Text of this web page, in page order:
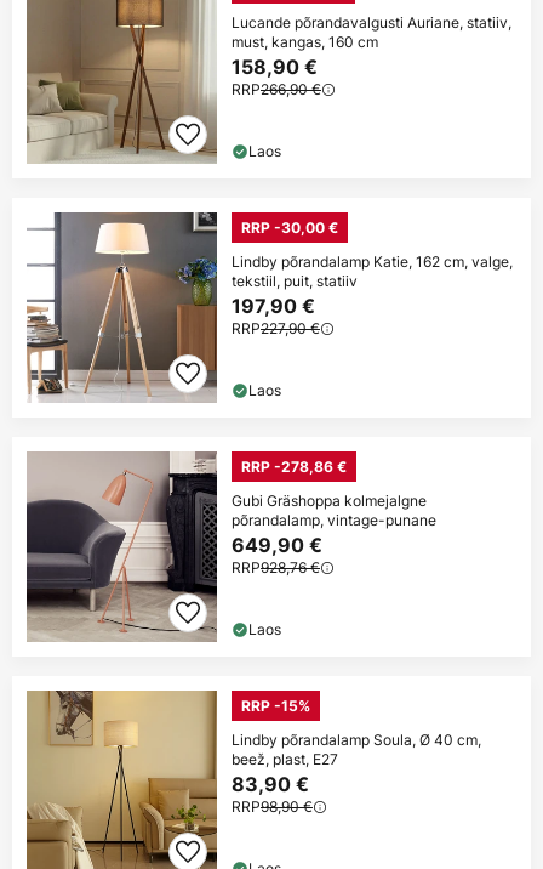
Lucande põrandavalgusti Auriane, statiiv,
must, kangas, 160 cm
158,90 €
RRP266,90 €
Laos
RRP -30,00 €
Lindby põrandalamp Katie, 162 cm, valge,
tekstiil, puit, statiiv
197,90 €
RRP227,90 €
Laos
RRP -278,86 €
Gubi Gräshoppa kolmejalgne
põrandalamp, vintage-punane
649,90 €
RRP928,76 €
Laos
RRP -15%
Lindby põrandalamp Soula, Ø 40 cm,
beež, plast, E27
83,90 €
RRP98,90 €